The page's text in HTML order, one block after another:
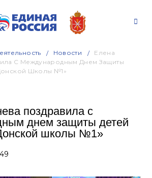
Новости
Елена
С Международным Днем Защиты
Школы №1»
поздравила с
днем защиты детей
школы №1»